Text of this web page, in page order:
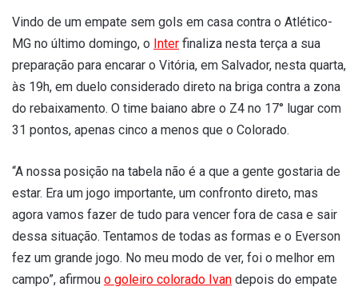
Vindo de um empate sem gols em casa contra o Atlético-
MG no último domingo, o Inter finaliza nesta terça a sua
preparação para encarar o Vitória, em Salvador, nesta quarta,
às 19h, em duelo considerado direto na briga contra a zona
do rebaixamento. O time baiano abre o Z4 no 17° lugar com
31 pontos, apenas cinco a menos que o Colorado.
“A nossa posição na tabela não é a que a gente gostaria de
estar. Era um jogo importante, um confronto direto, mas
agora vamos fazer de tudo para vencer fora de casa e sair
dessa situação. Tentamos de todas as formas e o Everson
fez um grande jogo. No meu modo de ver, foi o melhor em
campo”, afirmou o goleiro colorado Ivan depois do empate